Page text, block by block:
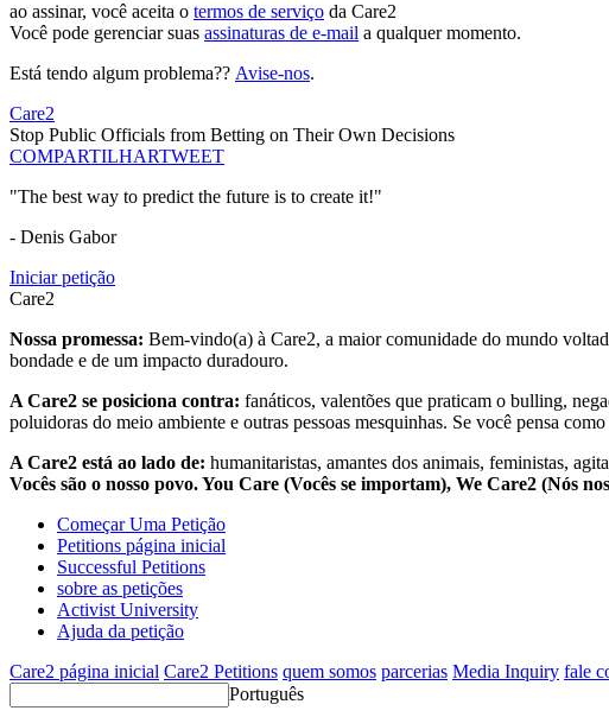
ao assinar, você aceita o termos de serviço da Care2
Você pode gerenciar suas assinaturas de e-mail a qualquer momento.
Está tendo algum problema?? Avise-nos.
Care2
Stop Public Officials from Betting on Their Own Decisions
COMPARTILHARTWEET
"The best way to predict the future is to create it!"
- Denis Gabor
Iniciar petição
Care2
Nossa promessa: Bem-vindo(a) à Care2, a maior comunidade do mundo
bondade e de um impacto duradouro.
A Care2 se posiciona contra: fanáticos, valentões que praticam o bulling,
poluidoras do meio ambiente e outras pessoas mesquinhas. Se você pensa
A Care2 está ao lado de: humanitaristas, amantes dos animais, feministas,
Vocês são o nosso povo. You Care (Vocês se importam), We Care2 (Nós
Começar Uma Petição
Petitions página inicial
Successful Petitions
sobre as petições
Activist University
Ajuda da petição
Care2 página inicial Care2 Petitions quem somos parcerias Media Inquiry fale
Português